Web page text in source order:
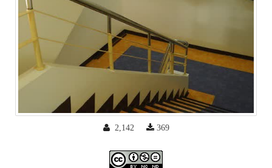
2,142 369